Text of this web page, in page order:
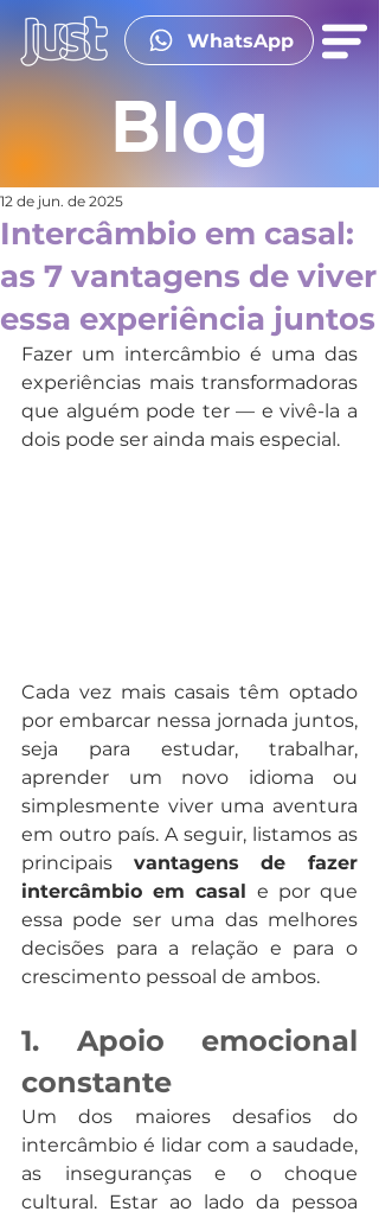
WhatsApp
Blog
Intercâmbio em casal:
as 7 vantagens de viver
essa experiência juntos
12 de jun. de 2025
Fazer um intercâmbio é uma das
experiências mais transformadoras
que alguém pode ter — e vivê-la a
dois pode ser ainda mais especial.
Cada vez mais casais têm optado
por embarcar nessa jornada juntos,
seja para estudar, trabalhar,
aprender um novo idioma ou
simplesmente viver uma aventura
em outro país. A seguir, listamos as
principais vantagens de fazer
intercâmbio em casal e por que
essa pode ser uma das melhores
decisões para a relação e para o
crescimento pessoal de ambos.
1. Apoio emocional
constante
Um dos maiores desafios do
intercâmbio é lidar com a saudade,
as inseguranças e o choque
cultural. Estar ao lado da pessoa